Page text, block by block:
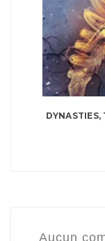
DYNASTIES,
Aucun